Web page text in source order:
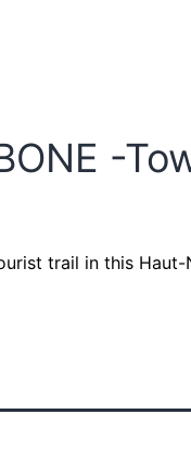
-
trail in this Haut-